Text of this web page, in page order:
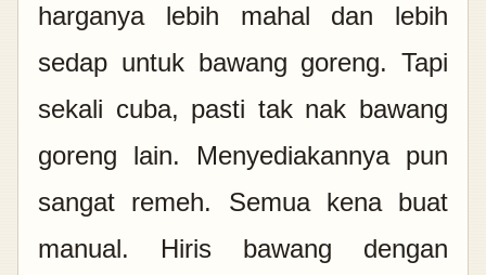
harganya lebih mahal dan lebih
sedap untuk bawang goreng. Tapi
sekali cuba, pasti tak nak bawang
goreng lain. Menyediakannya pun
sangat remeh. Semua kena buat
manual. Hiris bawang dengan